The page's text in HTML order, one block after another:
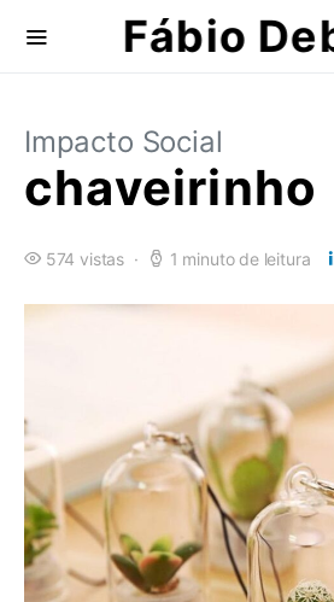
Fábio
Impacto Social
chaveirinho
574 vistas 1 minuto de leitura